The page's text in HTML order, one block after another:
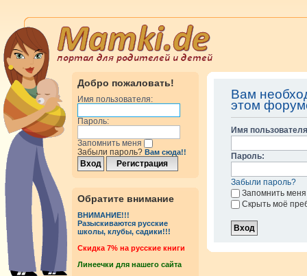
Добро пожаловать!
Имя пользователя:
Пароль:
Запомнить меня
Забыли пароль? Вам сюда!!
Обратите внимание
ВНИМАНИЕ!!!
Разыскиваются русские
школы, клубы, садики!!!
Cкидка 7% на русские книги
Линеечки для нашего сайта
Вам
этом
Имя
Пароль:
Забыли пароль?
Запомнить меня
Скрыть моё